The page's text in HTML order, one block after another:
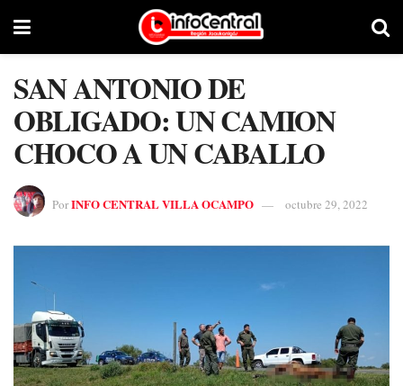
SAN ANTONIO DE
OBLIGADO: UN CAMION
CHOCO A UN CABALLO
PorINFO CENTRAL VILLA OCAMPO octubre 29, 2022